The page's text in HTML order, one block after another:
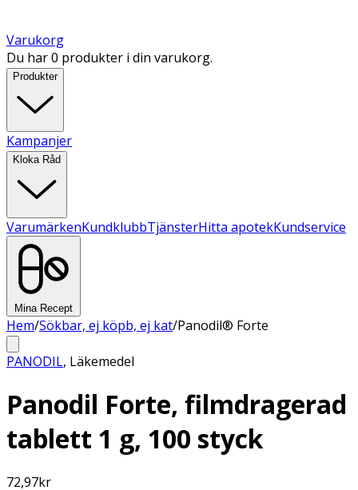
Varukorg
Du har 0 produkter i din varukorg.
Produkter
Kampanjer
Kloka Råd
VarumärkenKundklubbTjänsterHitta apotekKundservice
Mina Recept
Hem/Sökbar, ej köpb, ej kat/Panodil® Forte
PANODIL, Läkemedel
Panodil Forte, filmdragerad
tablett 1 g, 100 styck
72,97kr